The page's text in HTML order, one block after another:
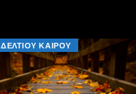
ΔΕΛΤΙΟΥ ΚΑΙΡΟΥ